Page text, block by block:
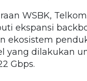
WSBK,
ekspansi
ekosistem
yang dilakukan
Gbps.